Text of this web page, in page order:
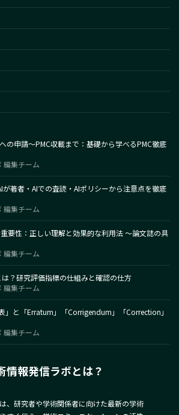
の申請～PMC収載まで：基礎から学べるPMC徹底
編集チーム
著者・AIでの査読・AIポリシーから注意点を徹底
編集チーム
要性：正しい理解と効果的な利用法 〜論文誌の具
編集チーム
？研究評価指標の仕組みと確認の仕方
編集チーム
」と「Erratum」「Corrigendum」「Correction」
編集チーム
情報発信ラボとは？
、研究者や学術関係者に向けた最新の学術